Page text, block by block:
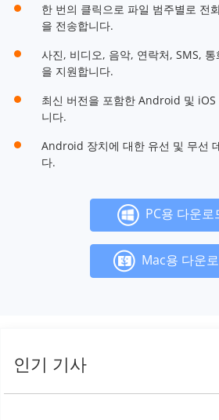
한 번의 클릭으로 파일 범주별로 전
을 전송합니다.
사진, 비디오, 음악, 연락처, SMS,
을 지원합니다.
최신 버전을 포함한 Android 및
니다.
Android 장치에 대한 유선 및 무선
다.
PC용 다운로
Mac용 다운
인기 기사